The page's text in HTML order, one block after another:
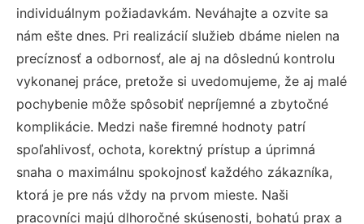
individuálnym požiadavkám. Neváhajte a ozvite sa
nám ešte dnes. Pri realizácií služieb dbáme nielen na
precíznosť a odbornosť, ale aj na dôslednú kontrolu
vykonanej práce, pretože si uvedomujeme, že aj malé
pochybenie môže spôsobiť nepríjemné a zbytočné
komplikácie. Medzi naše firemné hodnoty patrí
spoľahlivosť, ochota, korektný prístup a úprimná
snaha o maximálnu spokojnosť každého zákazníka,
ktorá je pre nás vždy na prvom mieste. Naši
pracovníci majú dlhoročné skúsenosti, bohatú prax a